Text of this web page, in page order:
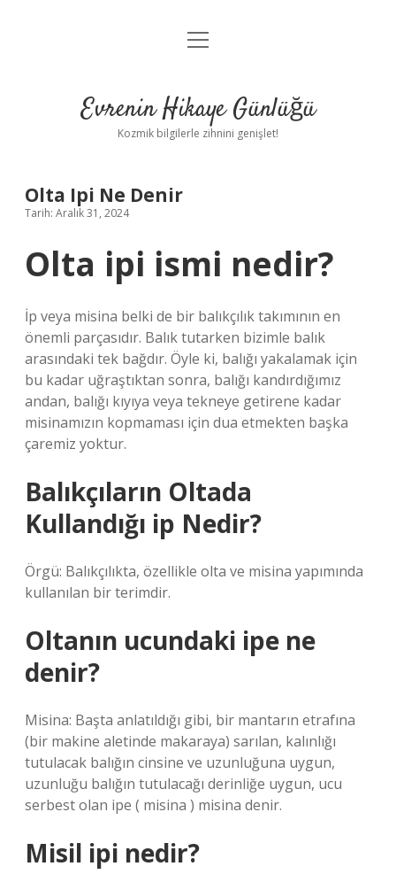
Anasayfa
Yasal Uyarı
menüyü
Evrenin Hikaye Günlüğü
Kozmik bilgilerle zihnini genişlet!
Olta Ipi Ne Denir
Tarih: Aralık 31, 2024
Olta ipi ismi nedir?
İp veya misina belki de bir balıkçılık takımının en
önemli parçasıdır. Balık tutarken bizimle balık
arasındaki tek bağdır. Öyle ki, balığı yakalamak için
bu kadar uğraştıktan sonra, balığı kandırdığımız
andan, balığı kıyıya veya tekneye getirene kadar
misinamızın kopmaması için dua etmekten başka
çaremiz yoktur.
Balıkçıların Oltada
Kullandığı ip Nedir?
Örgü: Balıkçılıkta, özellikle olta ve misina yapımında
kullanılan bir terimdir.
Oltanın ucundaki ipe ne
denir?
Misina: Başta anlatıldığı gibi, bir mantarın etrafına
(bir makine aletinde makaraya) sarılan, kalınlığı
tutulacak balığın cinsine ve uzunluğuna uygun,
uzunluğu balığın tutulacağı derinliğe uygun, ucu
serbest olan ipe ( misina ) misina denir.
Misil ipi nedir?